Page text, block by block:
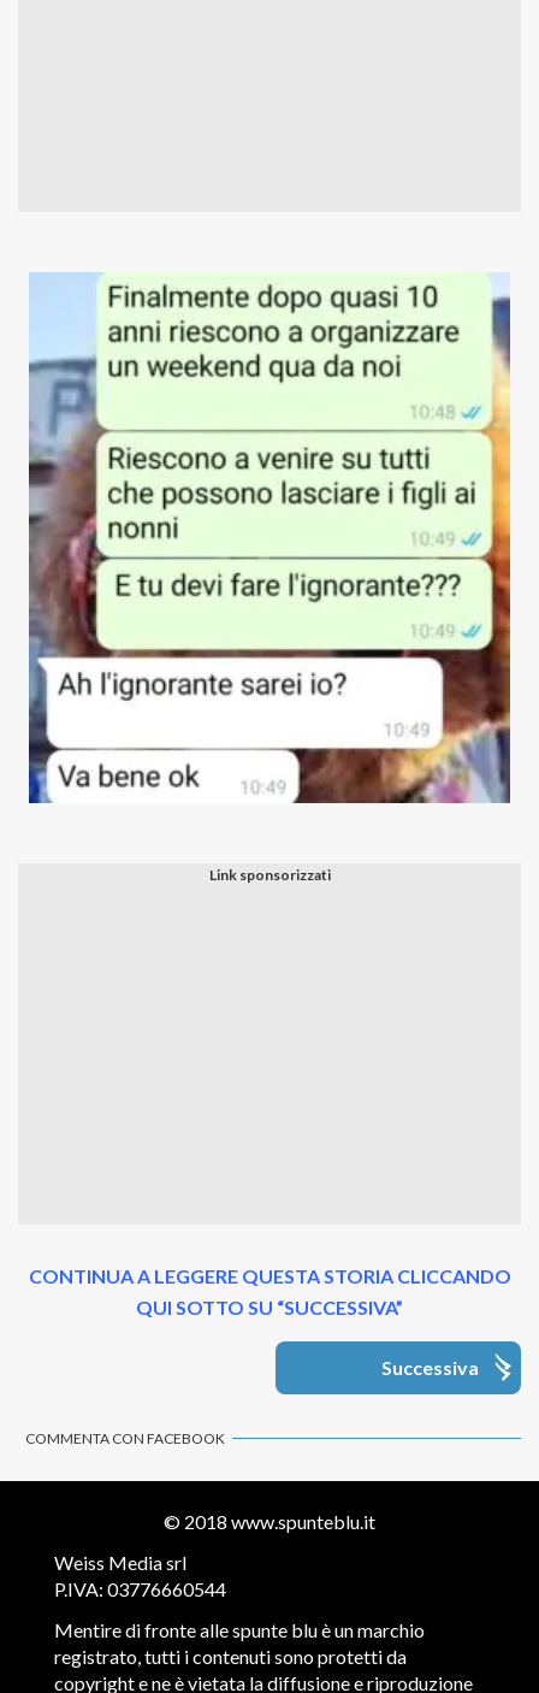
CONTINUA A LEGGERE QUESTA STORIA CLICCANDO
QUI SOTTO SU “SUCCESSIVA”
Successiva
COMMENTA CON FACEBOOK
© 2018 www.spunteblu.it
Weiss Media srl
P.IVA: 03776660544
Mentire di fronte alle spunte blu è un marchio
registrato, tutti i contenuti sono protetti da
copyright e ne è vietata la diffusione e riproduzione